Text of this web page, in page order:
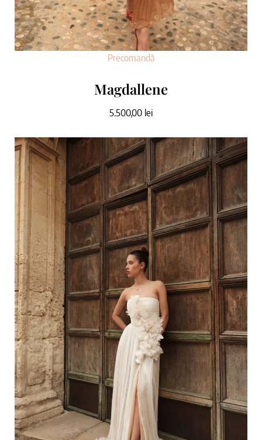
Precomandă
Magdallene
5.500,00 lei